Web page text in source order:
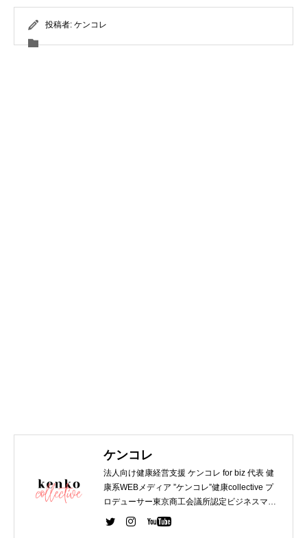
投稿者: ケンコレ
ケンコレ
法人向け健康経営支援 ケンコレ for biz 代表 健
康系WEBメディア ”ケンコレ”健康collective プ
ロデューサー東京商工会議所認定ビジネスマネ
ジャー 第一種衛生管理者 WEBデザイナー関西